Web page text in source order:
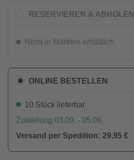
RESERVIEREN & ABHOLEN
Nicht in Märkten erhältlich
ONLINE BESTELLEN
10 Stück lieferbar
Zustellung 03.09. - 05.09.
Versand per Spedition: 29,95 €